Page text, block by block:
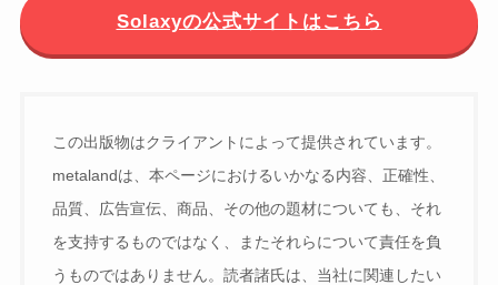
Solaxyの公式サイトはこちら
この出版物はクライアントによって提供されています。
metalandは、本ページにおけるいかなる内容、正確性、
品質、広告宣伝、商品、その他の題材についても、それ
を支持するものではなく、またそれらについて責任を負
うものではありません。読者諸氏は、当社に関連したい